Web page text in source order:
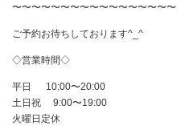
〜〜〜〜〜〜〜〜〜〜〜〜〜〜〜〜
ご予約お待ちしております^_^
◇営業時間◇
平日 10:00〜20:00
土日祝 9:00〜19:00
火曜日定休